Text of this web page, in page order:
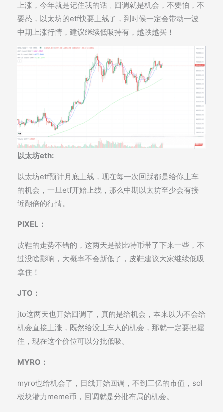
上涨，今年就是记住我的话，回调就是机会，不要怕，不
要怂，以太坊的etf快要上线了，到时候一定会带动一波
中期上涨行情，建议继续低吸持有，越跌越买！
以太坊eth:
以太坊etf预计月底上线，现在每一次回踩都是给你上车
的机会，一旦etf开始上线，那么中期以太坊至少会有接
近翻倍的行情。
PIXEL：
皮鞋的走势不错的，这两天是被比特币带了下来一些，不
过没啥影响，大概率不会新低了，皮鞋建议大家继续低吸
拿住！
JTO：
jto这两天也开始回调了，真的是给机会，本来以为不会给
机会直接上涨，既然给没上车人的机会，那就一定要把握
住，现在这个价位可以分批低吸。
MYRO：
myro也给机会了，日线开始回调，不到三亿的市值，sol
板块潜力meme币，回调就是分批布局的机会。